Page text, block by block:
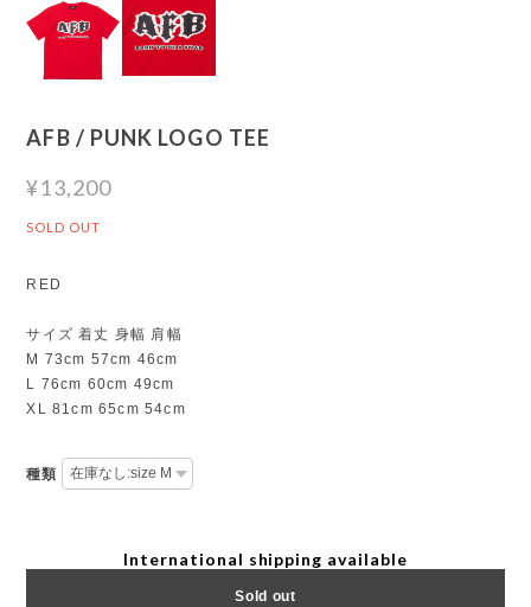
AFB / PUNK LOGO TEE
¥13,200
SOLD OUT
RED
サイズ 着丈 身幅 肩幅
M 73cm 57cm 46cm
L 76cm 60cm 49cm
XL 81cm 65cm 54cm
種類
International shipping available
Sold out